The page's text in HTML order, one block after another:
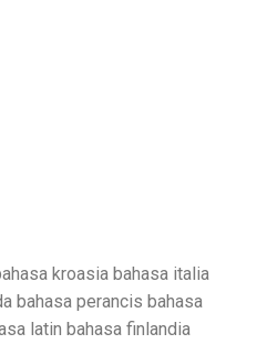
kroasia bahasa italia
bahasa perancis bahasa
latin bahasa finlandia